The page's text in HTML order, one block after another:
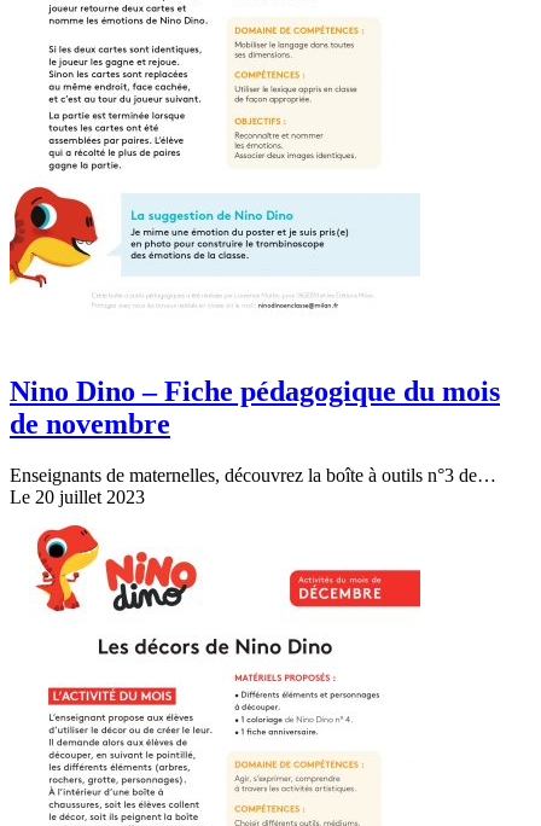
Nino Dino – Fiche pédagogique du mois
de novembre
Enseignants de maternelles, découvrez la boîte à outils n°3 de…
Le 20 juillet 2023